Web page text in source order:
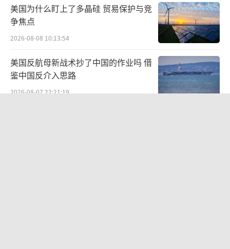
美国为什么盯上了多晶硅 贸易保护与竞
争焦点
2026-08-08 10:13:54
美国反航母新战术抄了中国的作业吗 借
鉴中国反介入思路
2026-08-07 22:21:19